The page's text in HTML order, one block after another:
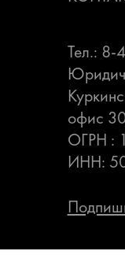
Тел.: 8-
офис
ОГРН :
ИНН: